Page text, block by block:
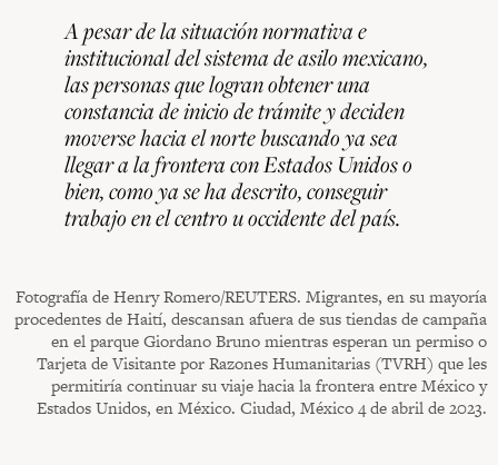
A pesar de la situación normativa e
institucional del sistema de asilo mexicano,
las personas que logran obtener una
constancia de inicio de trámite y deciden
moverse hacia el norte buscando ya sea
llegar a la frontera con Estados Unidos o
bien, como ya se ha descrito, conseguir
trabajo en el centro u occidente del país.
Fotografía de Henry Romero/REUTERS. Migrantes, en su mayoría
procedentes de Haití, descansan afuera de sus tiendas de campaña
en el parque Giordano Bruno mientras esperan un permiso o
Tarjeta de Visitante por Razones Humanitarias (TVRH) que les
permitiría continuar su viaje hacia la frontera entre México y
Estados Unidos, en México. Ciudad, México 4 de abril de 2023.